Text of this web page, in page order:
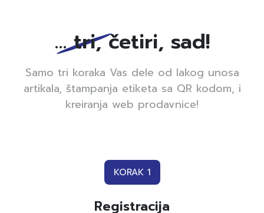
… tri, četiri, sad!
Samo tri koraka Vas dele od lakog unosa
artikala, štampanja etiketa sa QR kodom, i
kreiranja web prodavnice!
KORAK 1
Registracija